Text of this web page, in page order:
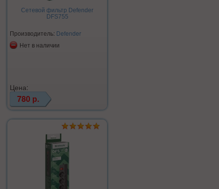
Сетевой фильтр Defender
DFS755
Производитель: Defender
Нет в наличии
Цена:
780 р.